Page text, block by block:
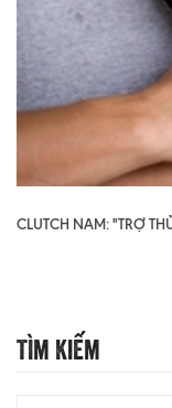
CLUTCH NAM: "TRỢ
Tìm Kiếm